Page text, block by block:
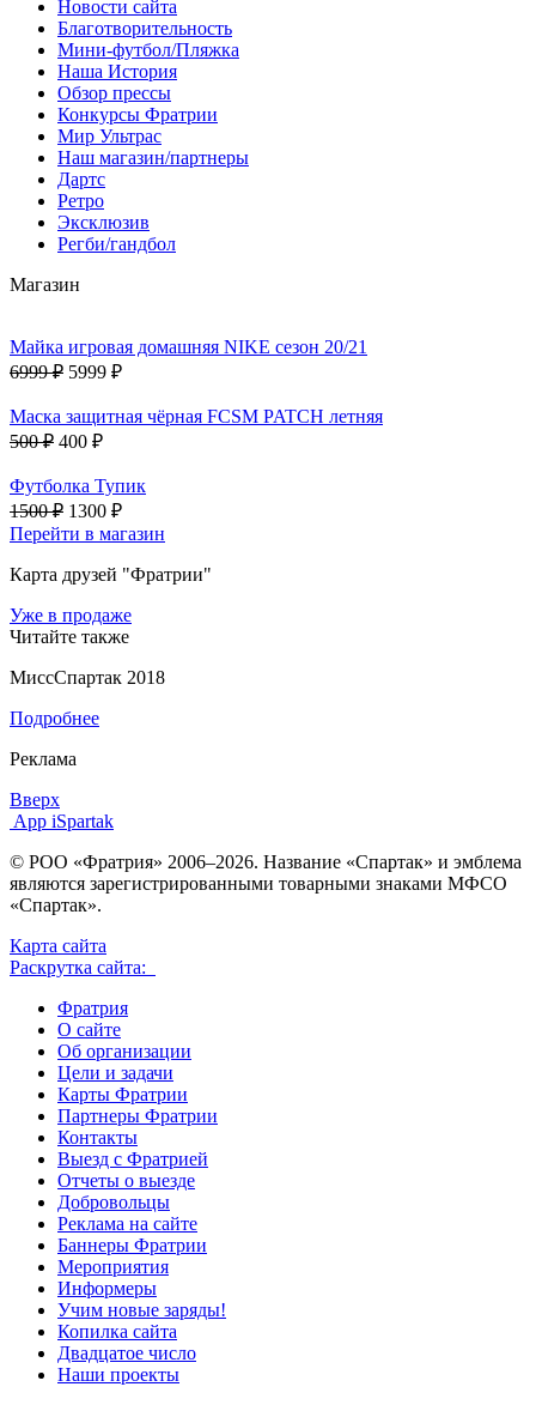
Новости сайта
Благотворительность
Мини-футбол/Пляжка
Наша История
Обзор прессы
Конкурсы Фратрии
Мир Ультрас
Наш магазин/партнеры
Дартс
Ретро
Эксклюзив
Регби/гандбол
Магазин
Майка игровая домашняя NIKE сезон 20/21
6999 ₽ 5999 ₽
Маска защитная чёрная FCSM PATCH летняя
500 ₽ 400 ₽
Футболка Тупик
1500 ₽ 1300 ₽
Перейти в магазин
Карта друзей "Фратрии"
Уже в продаже
Читайте также
МиссСпартак 2018
Подробнее
Реклама
Вверх
App iSpartak
© РОО «Фратрия» 2006–2026. Название «Спартак» и эмблема
являются зарегистрированными товарными знаками МФСО
«Спартак».
Карта сайта
Раскрутка сайта:
Фратрия
О сайте
Об организации
Цели и задачи
Карты Фратрии
Партнеры Фратрии
Контакты
Выезд с Фратрией
Отчеты о выезде
Добровольцы
Реклама на сайте
Баннеры Фратрии
Мероприятия
Информеры
Учим новые заряды!
Копилка сайта
Двадцатое число
Наши проекты